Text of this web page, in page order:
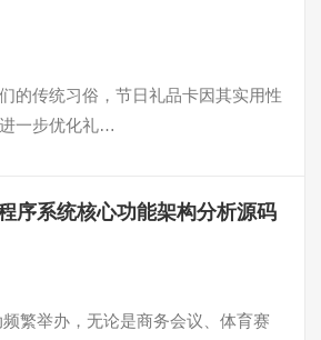
的传统习俗，节日礼品卡因其实用性
一步优化礼…
序系统核心功能架构分析源码
繁举办，无论是商务会议、体育赛